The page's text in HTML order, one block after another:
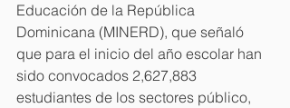
Educación de la República
Dominicana (MINERD), que señaló
que para el inicio del año escolar han
sido convocados 2,627,883
estudiantes de los sectores público,